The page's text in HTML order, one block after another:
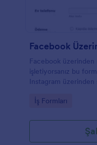
Facebook üzerinden
işletiyorsanız bu
Instagram üzerinden
Go to Category:
İş Formları